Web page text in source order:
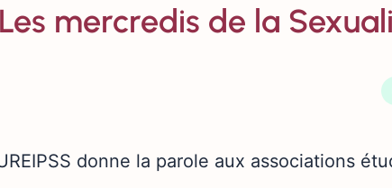
Les mercredis de la
donne la parole aux associations